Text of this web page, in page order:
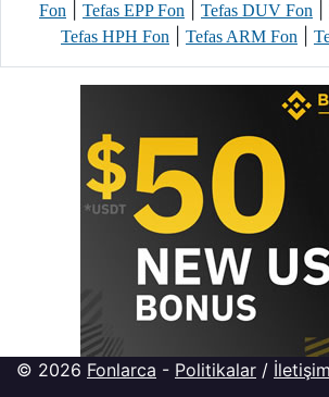
Fon
Tefas EPP Fon Tefas DUV Fon
Tefas HPH Fon Tefas ARM Fon
© 2026 Fonlarca - Politikalar / İletişim